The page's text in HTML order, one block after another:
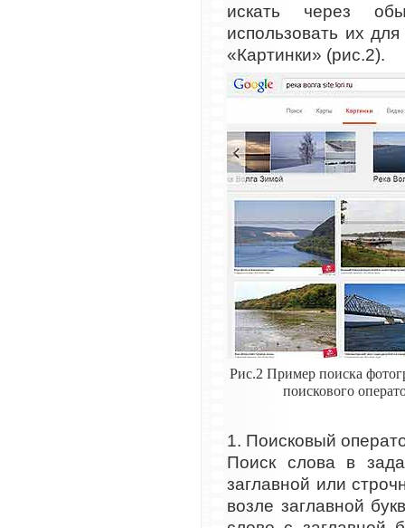
искать через
использовать их
«Картинки» (рис.2).
Рис.2 Пример поиска
поискового
1. Поисковый
Поиск слова в
заглавной или
возле заглавной